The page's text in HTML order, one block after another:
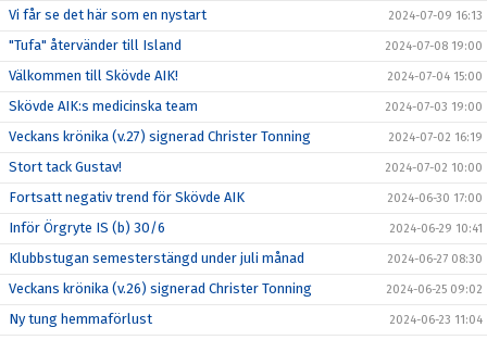
Vi får se det här som en nystart 2024-07-09 16:13
"Tufa" återvänder till Island 2024-07-08 19:00
Välkommen till Skövde AIK! 2024-07-04 15:00
Skövde AIK:s medicinska team 2024-07-03 19:00
Veckans krönika (v.27) signerad Christer Tonning 2024-07-02 16:19
Stort tack Gustav! 2024-07-02 10:00
Fortsatt negativ trend för Skövde AIK 2024-06-30 17:00
Inför Örgryte IS (b) 30/6 2024-06-29 10:41
Klubbstugan semesterstängd under juli månad 2024-06-27 08:30
Veckans krönika (v.26) signerad Christer Tonning 2024-06-25 09:02
Ny tung hemmaförlust 2024-06-23 11:04